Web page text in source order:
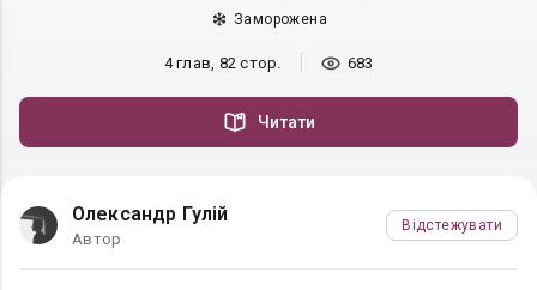
Заморожена
4 глав, 82 стор. 683
Читати
Олександр Гулій
Автор
Відстежувати